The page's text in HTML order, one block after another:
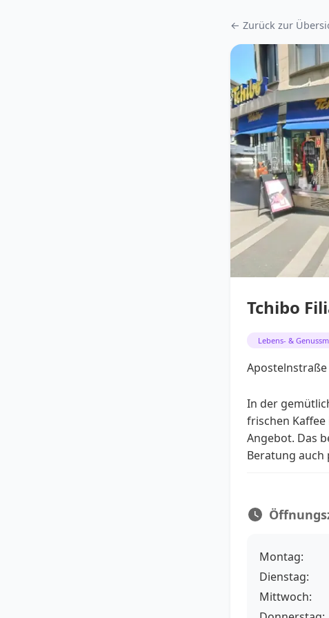
← Zurück zur
Tchibo
Lebens- &
Apostelnstraße
In der
frischen
Angebot. Das
Beratung auch
Montag:
Dienstag:
Mittwoch: